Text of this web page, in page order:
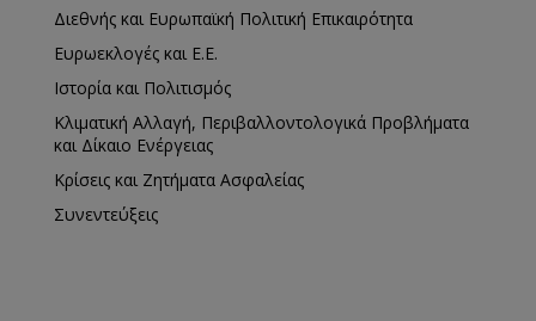
Διεθνής και Ευρωπαϊκή Πολιτική Επικαιρότητα
Ευρωεκλογές και Ε.Ε.
Ιστορία και Πολιτισμός
Κλιματική Αλλαγή, Περιβαλλοντολογικά Προβλήματα
και Δίκαιο Ενέργειας
Κρίσεις και Ζητήματα Ασφαλείας
Συνεντεύξεις